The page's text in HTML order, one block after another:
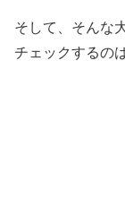
そして、そんな
チェックするの